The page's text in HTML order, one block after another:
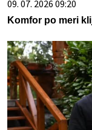
09. 07. 2026 09:20
Komfor po meri